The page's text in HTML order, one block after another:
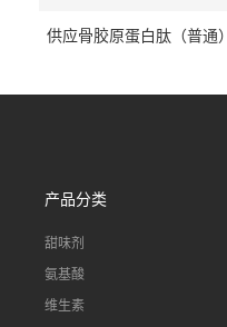
供应骨胶原蛋白肽（普通）
产品分类
甜味剂
氨基酸
维生素